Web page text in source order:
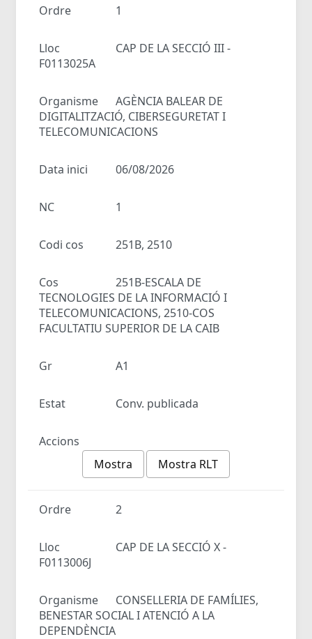
Ordre 1
Lloc
CAP DE LA SECCIÓ III -
F0113025A
Organisme
AGÈNCIA BALEAR DE
DIGITALITZACIÓ, CIBERSEGURETAT I
TELECOMUNICACIONS
Data inici 06/08/2026
NC 1
Codi cos 251B, 2510
Cos
251B-ESCALA DE
TECNOLOGIES DE LA INFORMACIÓ I
TELECOMUNICACIONS, 2510-COS
FACULTATIU SUPERIOR DE LA CAIB
Gr A1
Estat Conv. publicada
Accions
Mostra
Mostra RLT
Ordre 2
Lloc
CAP DE LA SECCIÓ X -
F0113006J
Organisme
CONSELLERIA DE FAMÍLIES,
BENESTAR SOCIAL I ATENCIÓ A LA
DEPENDÈNCIA